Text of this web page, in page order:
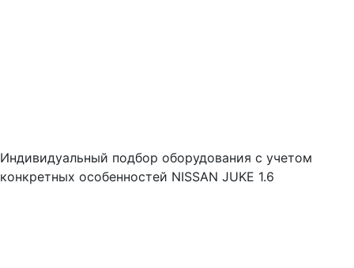
Индивидуальный подбор оборудования с учетом
конкретных особенностей NISSAN JUKE 1.6